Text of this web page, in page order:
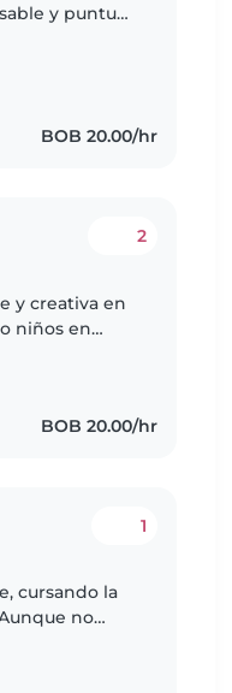
y puntual
BOB 20.00/hr
2
y creativa en
niños en
BOB 20.00/hr
1
cursando la
no